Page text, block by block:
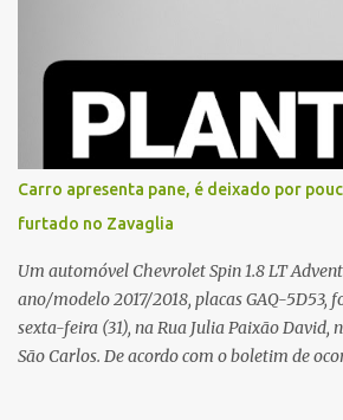
proximidades. Ainda conforme o registro
que, ao receber a entrega, voltou a ser
baixo calão e insultos. Ela informou à
sozinha e que se sentiu ameaçada, coagida
situação. Fonte: São Carlos Agora
Carro apresenta pane, é deixado por
furtado no Zavaglia
Um automóvel Chevrolet Spin 1.8 LT
ano/modelo 2017/2018, placas GAQ-5D53,
sexta-feira (31), na Rua Julia Paixão David,
São Carlos. De acordo com o boletim de